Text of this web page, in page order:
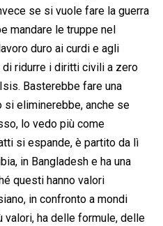
se si vuole fare la guerra
mandare le truppe nel
duro ai curdi e agli
di ridurre i diritti civili a zero
Basterebbe fare una
si eliminerebbe, anche se
lo vedo più come
si espande, è partito da lì
in Bangladesh e ha una
questi hanno valori
in confronto a mondi
valori, ha delle formule, delle